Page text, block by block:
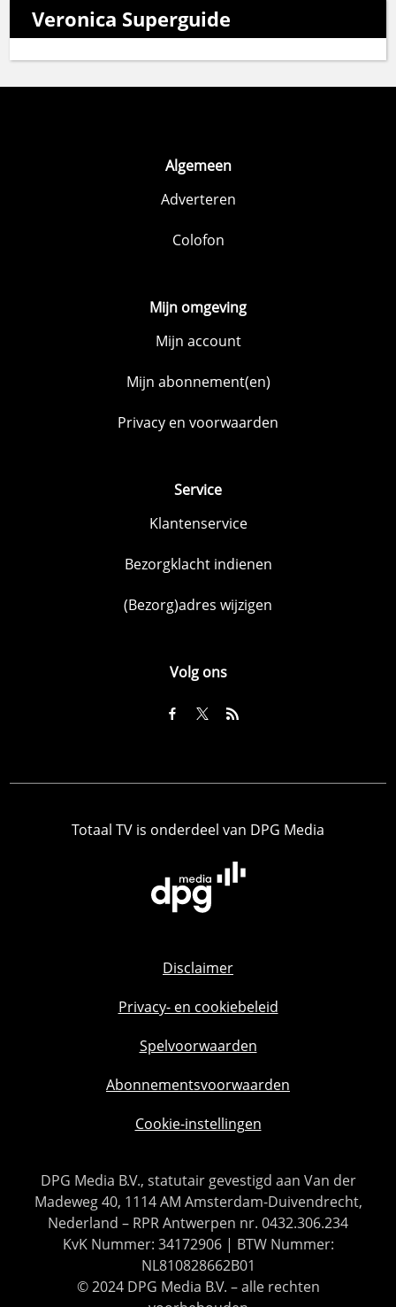
Veronica Superguide
Algemeen
Adverteren
Colofon
Mijn omgeving
Mijn account
Mijn abonnement(en)
Privacy en voorwaarden
Service
Klantenservice
Bezorgklacht indienen
(Bezorg)adres wijzigen
Volg ons
Totaal TV is onderdeel van DPG Media
Disclaimer
Privacy- en cookiebeleid
Spelvoorwaarden
Abonnementsvoorwaarden
Cookie-instellingen
DPG Media B.V., statutair gevestigd aan Van der
Madeweg 40, 1114 AM Amsterdam-Duivendrecht,
Nederland – RPR Antwerpen nr. 0432.306.234
KvK Nummer: 34172906 | BTW Nummer:
NL810828662B01
© 2024 DPG Media B.V. – alle rechten